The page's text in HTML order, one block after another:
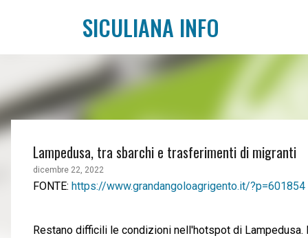
SICULIANA INFO
Lampedusa, tra sbarchi e trasferimenti di migranti
dicembre 22, 2022
FONTE: https://www.grandangoloagrigento.it/?p=601854
Restano difficili le condizioni nell'hotspot di